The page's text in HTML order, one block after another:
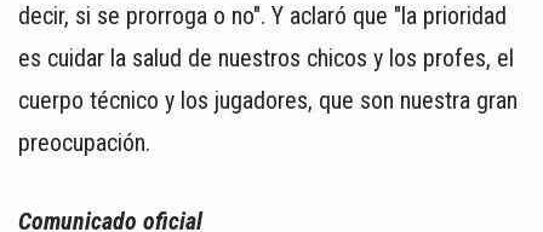
decir, si se prorroga o no". Y aclaró que "la prioridad
es cuidar la salud de nuestros chicos y los profes, el
cuerpo técnico y los jugadores, que son nuestra gran
preocupación.
Comunicado oficial